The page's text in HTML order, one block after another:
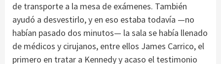
de transporte a la mesa de exámenes. También
ayudó a desvestirlo, y en eso estaba todavía —no
habían pasado dos minutos— la sala se había llenado
de médicos y cirujanos, entre ellos James Carrico, el
primero en tratar a Kennedy y acaso el testimonio